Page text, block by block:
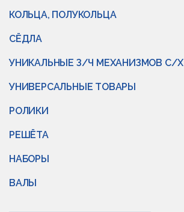
КОЛЬЦА, ПОЛУКОЛЬЦА
СЁДЛА
УНИКАЛЬНЫЕ З/Ч МЕХАНИЗМОВ С/Х
УНИВЕРСАЛЬНЫЕ ТОВАРЫ
РОЛИКИ
РЕШЁТА
НАБОРЫ
ВАЛЫ